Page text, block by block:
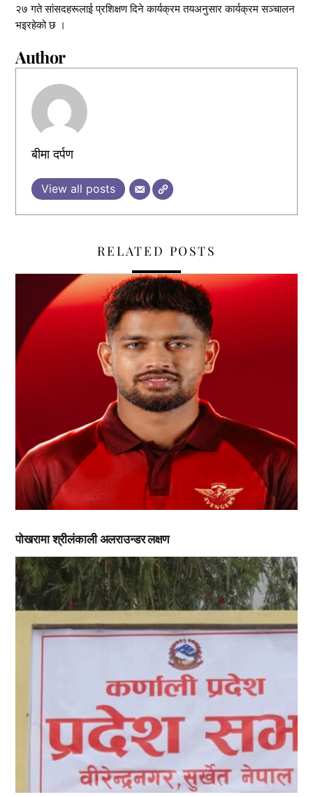
२७ गते सांसदहरूलाई प्रशिक्षण दिने कार्यक्रम तयअनुसार कार्यक्रम सञ्चालन
भइरहेको छ ।
Author
बीमा दर्पण
View all posts
RELATED POSTS
, , ,
पोखरामा श्रीलंकाली अलराउन्डर लक्षण
, ,